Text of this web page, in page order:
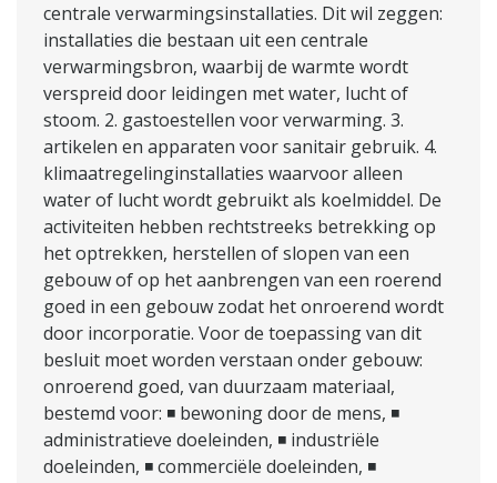
centrale verwarmingsinstallaties. Dit wil zeggen:
installaties die bestaan uit een centrale
verwarmingsbron, waarbij de warmte wordt
verspreid door leidingen met water, lucht of
stoom. 2. gastoestellen voor verwarming. 3.
artikelen en apparaten voor sanitair gebruik. 4.
klimaatregelinginstallaties waarvoor alleen
water of lucht wordt gebruikt als koelmiddel. De
activiteiten hebben rechtstreeks betrekking op
het optrekken, herstellen of slopen van een
gebouw of op het aanbrengen van een roerend
goed in een gebouw zodat het onroerend wordt
door incorporatie. Voor de toepassing van dit
besluit moet worden verstaan onder gebouw:
onroerend goed, van duurzaam materiaal,
bestemd voor: ◾ bewoning door de mens, ◾
administratieve doeleinden, ◾ industriële
doeleinden, ◾ commerciële doeleinden, ◾